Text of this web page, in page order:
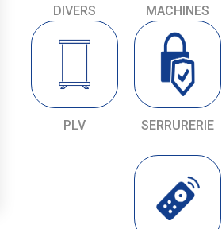
DIVERS MACHINES
PLV SERRURERIE